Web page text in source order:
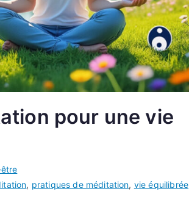
pour une vie
, pratiques de méditation, vie équilibrée